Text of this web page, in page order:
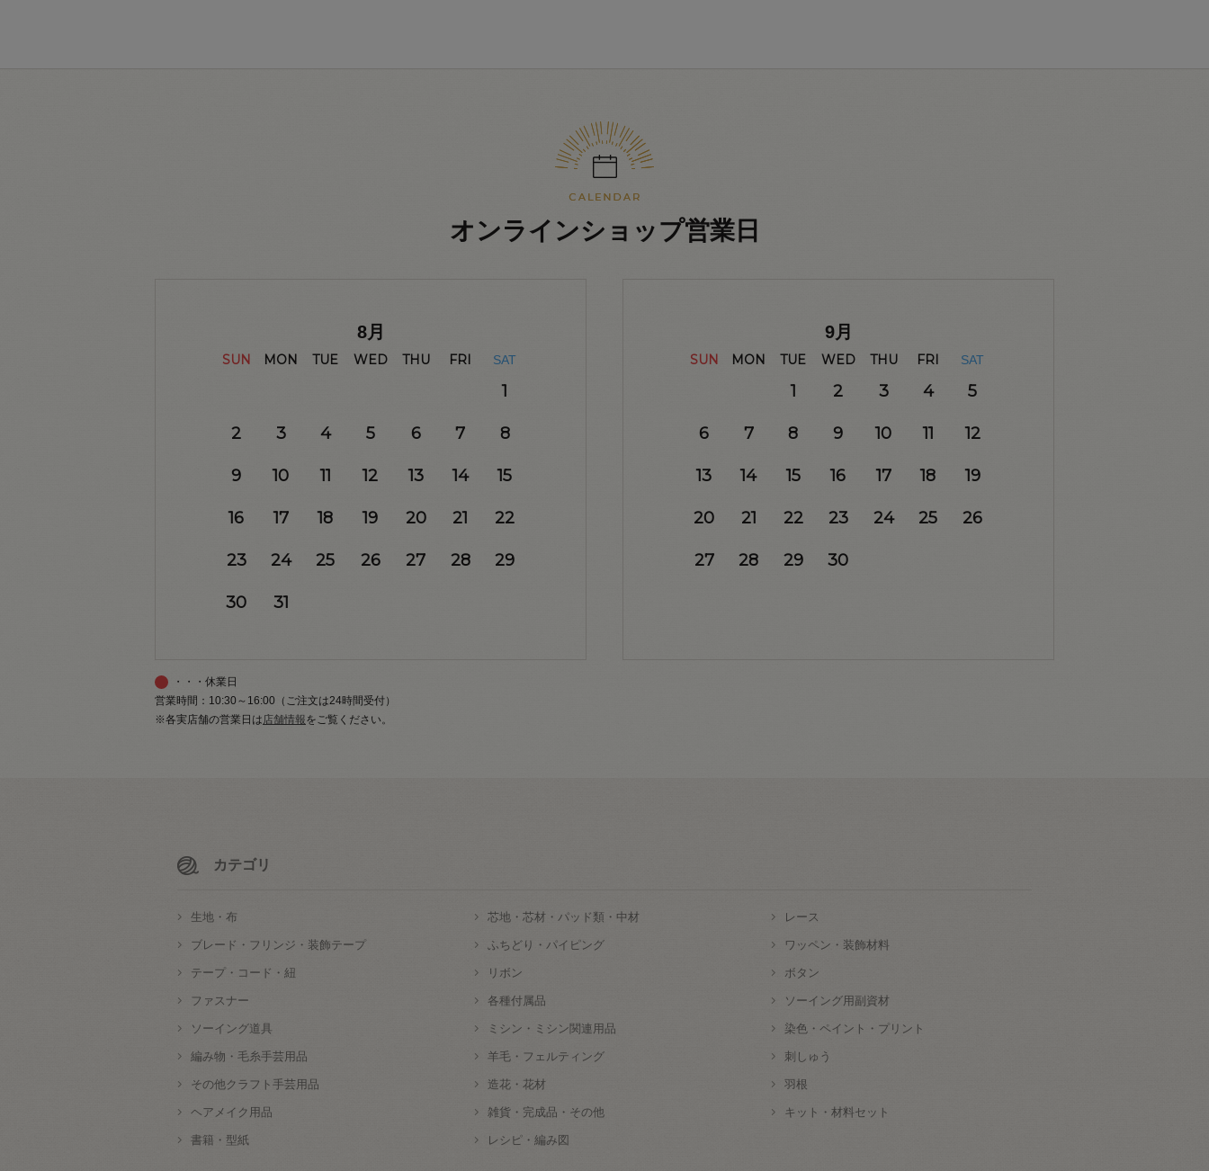
オンラインショップ営業日
8月
SUN MON TUE WED THU FRI SAT
1
2 3 4 5 6 7 8
9 10 11 12 13 14 15
16 17 18 19 20 21 22
23 24 25 26 27 28 29
30 31
9月
SUN MON TUE WED THU FRI SAT
1 2 3 4 5
6 7 8 9 10 11 12
13 14 15 16 17 18 19
20 21 22 23 24 25 26
27 28 29 30
・・・休業日
営業時間：10:30～16:00（ご注文は24時間受付）
※各実店舗の営業日は店舗情報をご覧ください。
カテゴリ
生地・布 芯地・芯材・パッド類・中材 レース
ブレード・フリンジ・装飾テープ ふちどり・パイピング ワッペン・装飾材料
テープ・コード・紐 リボン ボタン
ファスナー 各種付属品 ソーイング用副資材
ソーイング道具 ミシン・ミシン関連用品 染色・ペイント・プリント
編み物・毛糸手芸用品 羊毛・フェルティング 刺しゅう
その他クラフト手芸用品 造花・花材 羽根
ヘアメイク用品 雑貨・完成品・その他 キット・材料セット
書籍・型紙 レシピ・編み図